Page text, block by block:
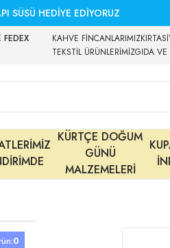
SÜSÜ HEDİYE EDİYORUZ
KAHVE FİNCANLARIMIZ
TEKSTİL ÜRÜNLERİMİZGIDA VE
KÜRTÇE DOĞUM
GÜNÜ
MALZEMELERİ
0